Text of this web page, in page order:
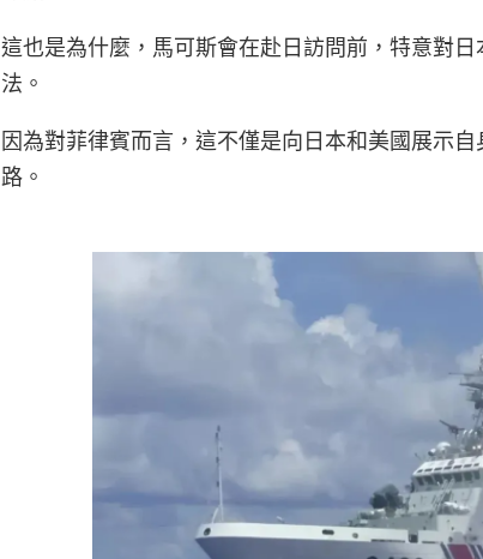
這也是為什麼，馬可斯會在赴日訪問前，特意對
法。
因為對菲律賓而言，這不僅是向日本和美國展示
路。